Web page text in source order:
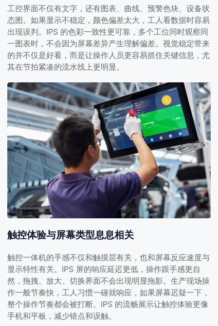
工控界面不仅有文字，还有图表、曲线、预警色块、设备状
态图。如果显示不稳定，颜色偏差太大，工人看数据时容易
出现误判。IPS 的色彩一致性更可靠，多个工位同时观察同
一图表时，不会因为屏幕差异产生理解偏差。视觉稳定带来
的并不仅是好看，而是让操作人员更容易抓住关键信息，尤
其在节拍紧凑的流水线上更明显。
触控体验与屏幕类型息息相关
触控一体机的手感不仅和触摸层有关，也和屏幕反应速度与
显示特性有关。IPS 屏的响应延迟更低，操作跟手感更自
然，拖拽、放大、切换界面不会出现明显拖影。生产现场操
作一般节奏快，工人习惯一碰就响应，如果屏幕迟疑一下，
整个操作节奏都会被打断。IPS 的流畅展示让触控体验更像
手机和平板，减少错点和误触。